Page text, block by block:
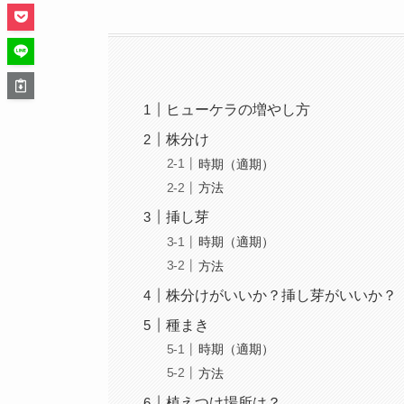
ヒューケラの増やし方
株分け
時期（適期）
方法
挿し芽
時期（適期）
方法
株分けがいいか？挿し芽がいいか？
種まき
時期（適期）
方法